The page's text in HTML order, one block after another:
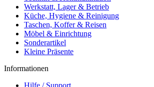
Werkstatt, Lager & Betrieb
Küche, Hygiene & Reinigung
Taschen, Koffer & Reisen
Möbel & Einrichtung
Sonderartikel
Kleine Präsente
Informationen
Hilfe / Support